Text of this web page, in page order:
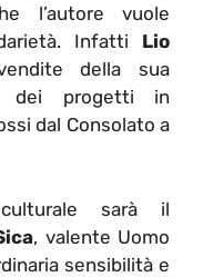
l’autore vuole
Infatti Lio
della sua
dei progetti in
dal Consolato a
sarà il
, valente Uomo
sensibilità e